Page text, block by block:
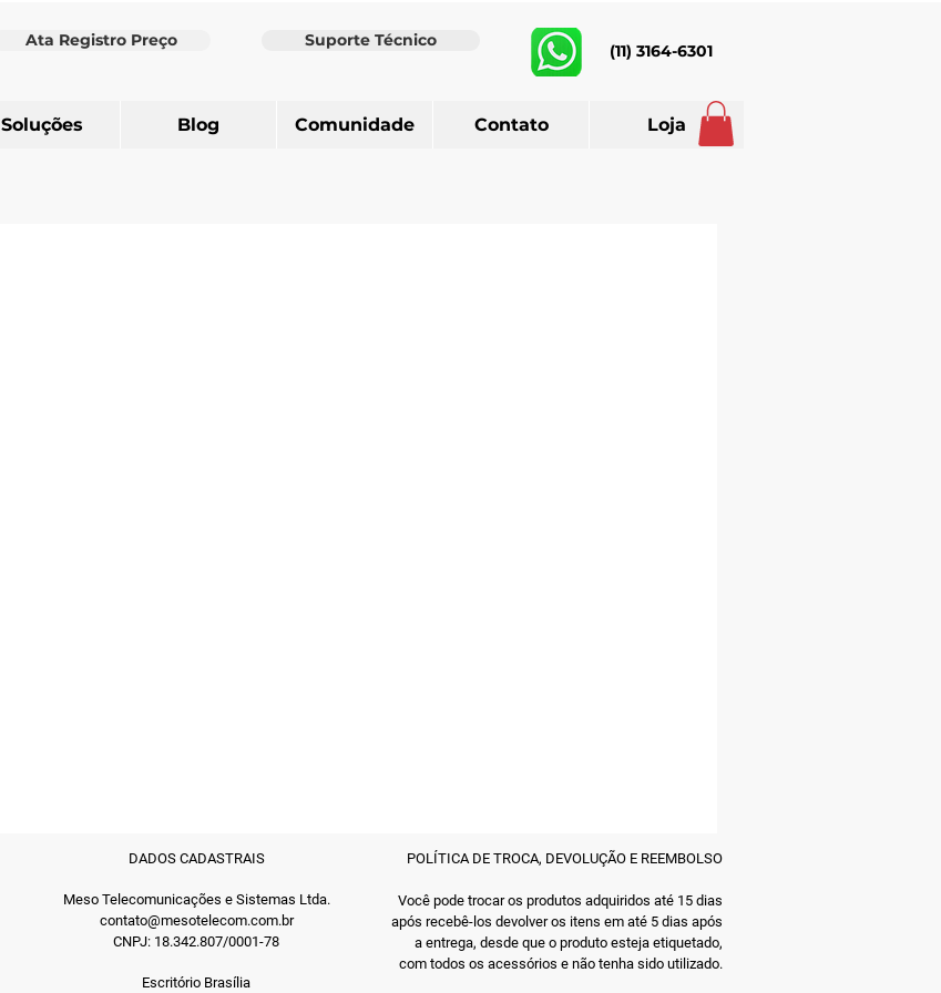
Ata Registro Preço Suporte Técnico
(11) 3164-6301
Soluções Blog Comunidade Contato Loja
DADOS CADASTRAIS
Meso Telecomunicações e Sistemas Ltda.
contato@mesotelecom.com.br
CNPJ: 18.342.807/0001-78
Escritório Brasília
POLÍTICA DE TROCA, DEVOLUÇÃO E REEMBOLSO
Você pode trocar os produtos adquiridos até 15 dias
após recebê-los devolver os itens em até 5 dias após
a entrega, desde que o produto esteja etiquetado,
com todos os acessórios e não tenha sido utilizado.